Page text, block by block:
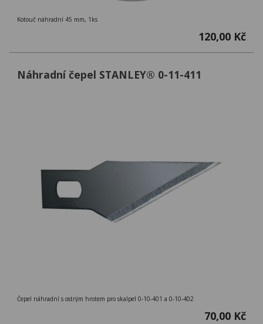
Kotouč náhradní 45 mm, 1ks
120,00 Kč
Náhradní čepel STANLEY® 0-11-411
Čepel náhradní s ostrým hrotem pro skalpel 0-10-401 a 0-10-402
70,00 Kč